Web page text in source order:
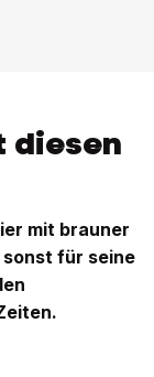
diesen
mit brauner
sonst für seine